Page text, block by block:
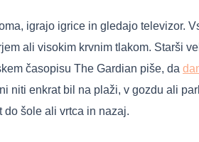
igrajo igrice in gledajo televizor.
ali visokim krvnim tlakom. Starši
časopisu The Gardian piše, da
niti enkrat bil na plaži, v gozdu ali
do šole ali vrtca in nazaj.